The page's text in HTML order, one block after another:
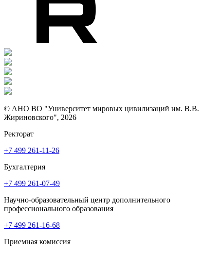
© АНО ВО "Университет мировых цивилизаций им. В.В.
Жириновского", 2026
Ректорат
+7 499 261-11-26
Бухгалтерия
+7 499 261-07-49
Научно-образовательный центр дополнительного
профессионального образования
+7 499 261-16-68
Приемная комиссия